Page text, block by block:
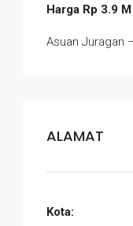
Harga Rp 3.9
Asuan Juragan
ALAMAT
Kota: